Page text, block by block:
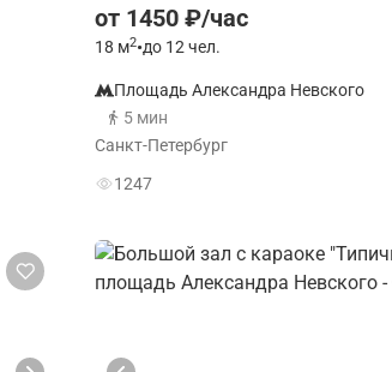
от 1450 ₽/час
18 м2•до 12 чел.
Площадь Александра Невского
5 мин
Санкт-Петербург
1247